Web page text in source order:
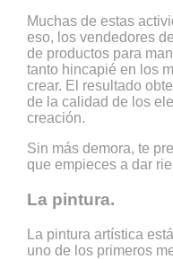
Muchas de estas
eso, los vendedores de
de productos para
tanto hincapié en los
crear. El resultado
de la calidad de los
creación.
Sin más demora, te
que empieces a dar
La pintura.
La pintura artística
uno de los primeros